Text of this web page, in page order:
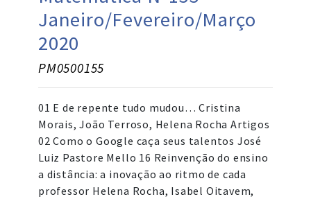
Janeiro/Fevereiro/Março
2020
PM0500155
01 E de repente tudo mudou… Cristina
Morais, João Terroso, Helena Rocha Artigos
02 Como o Google caça seus talentos José
Luiz Pastore Mello 16 Reinvenção do ensino
a distância: a inovação ao ritmo de cada
professor Helena Rocha, Isabel Oitavem,